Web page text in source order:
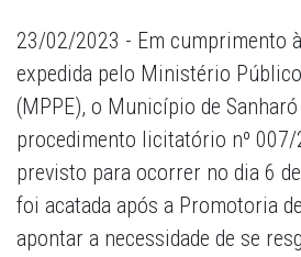
23/02/2023 - Em cumprimento
expedida pelo Ministério
(MPPE), o Município de
procedimento licitatório nº 007/
previsto para ocorrer no dia 6
foi acatada após a Promotoria
apontar a necessidade de se